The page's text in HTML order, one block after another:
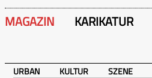
MAGAZIN KARIKATUR
URBAN KULTUR SZENE